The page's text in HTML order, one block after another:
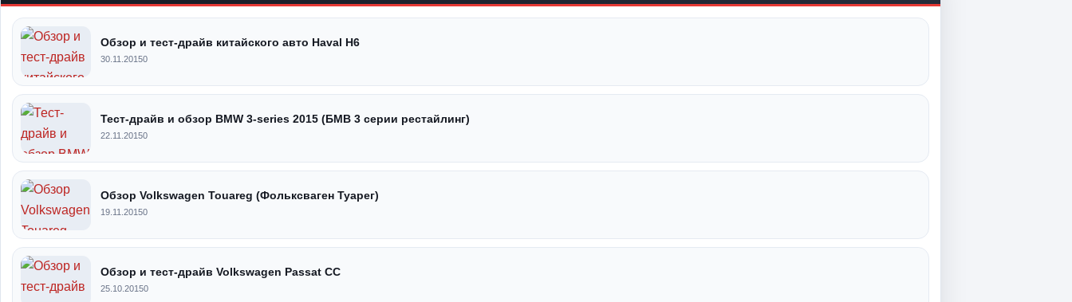
Обзор и тест-драйв китайского авто Haval H6
30.11.20150
Тест-драйв и обзор BMW 3-series 2015 (БМВ 3 серии рестайлинг)
22.11.20150
Обзор Volkswagen Touareg (Фольксваген Туарег)
19.11.20150
Обзор и тест-драйв Volkswagen Passat CC
25.10.20150